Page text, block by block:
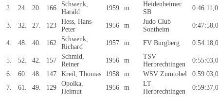
2. 24. 20. 166
Schwenk,
Harald
1959 m
Heidenheimer
SB
3. 32. 27. 123
Hess, Hans-
Peter
1956 m
Judo Club
Sontheim
4. 48. 40. 162
Schwenk,
Richard
1957 m FV Burgberg
5. 52. 42. 157
Schmid,
Reiner
1956 m
TSV
Herbrechtingen
6.
60. 48. 147 Kreil, Thomas 1958 m WSV Zumtobel
7.
61. 49. 129
Opolka,
Helmut
1956 m
LT
Herbrechtingen